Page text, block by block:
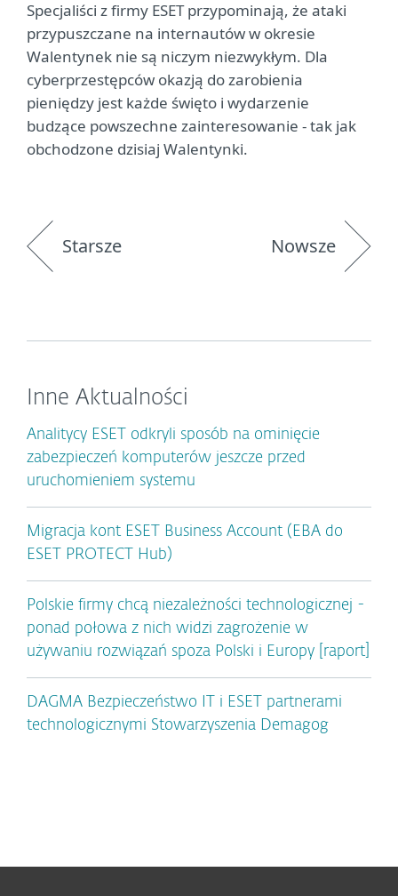
Specjaliści z firmy ESET przypominają, że ataki
przypuszczane na internautów w okresie
Walentynek nie są niczym niezwykłym. Dla
cyberprzestępców okazją do zarobienia
pieniędzy jest każde święto i wydarzenie
budzące powszechne zainteresowanie - tak jak
obchodzone dzisiaj Walentynki.
Starsze Nowsze
Inne Aktualności
Analitycy ESET odkryli sposób na ominięcie
zabezpieczeń komputerów jeszcze przed
uruchomieniem systemu
Migracja kont ESET Business Account (EBA do
ESET PROTECT Hub)
Polskie firmy chcą niezależności technologicznej -
ponad połowa z nich widzi zagrożenie w
używaniu rozwiązań spoza Polski i Europy [raport]
DAGMA Bezpieczeństwo IT i ESET partnerami
technologicznymi Stowarzyszenia Demagog